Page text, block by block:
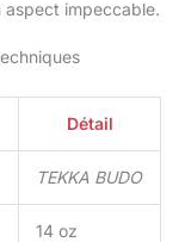
aspect impeccable.
Détail
TEKKA BUDO
14 oz